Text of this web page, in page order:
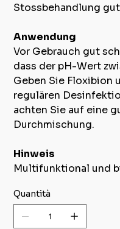
Stossbehandlung
Anwendung
Vor Gebrauch gut
dass der pH-Wert
Geben Sie Floxibion
regulären
achten Sie auf eine
Durchmischung.
Hinweis
Multifunktional und
Quantità